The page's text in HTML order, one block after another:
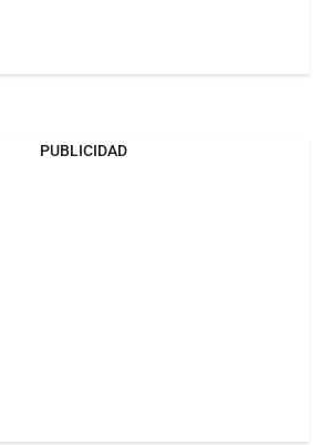
PUBLICIDAD